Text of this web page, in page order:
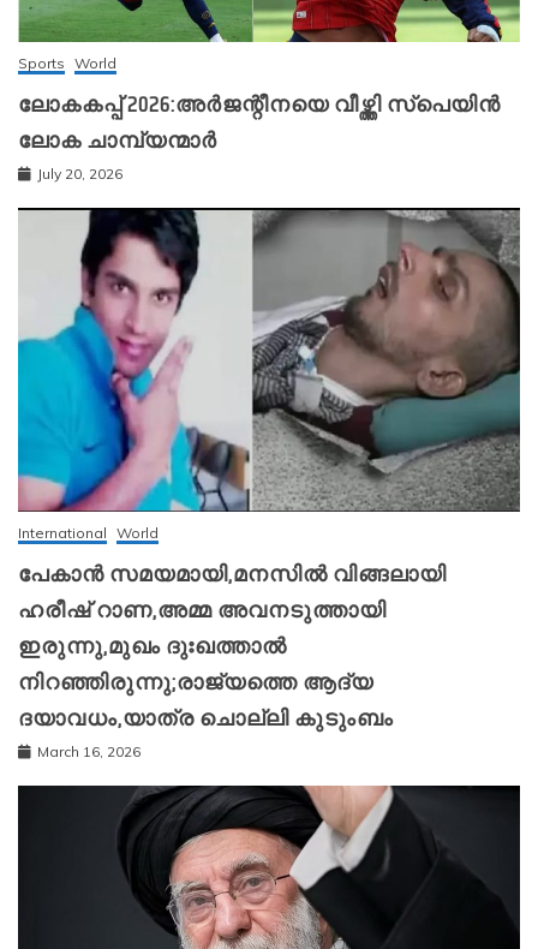
Sports World
ലോകകപ്പ് 2026:അർജന്റീനയെ വീഴ്ത്തി സ്‌പെയിൻ
ലോക ചാമ്പ്യന്മാർ
July 20, 2026
International World
പേകാൻ സമയമായി,മനസിൽ വിങ്ങലായി
ഹരീഷ് റാണ,അമ്മ അവനടുത്തായി
ഇരുന്നു,മുഖം ദുഃഖത്താൽ
നിറഞ്ഞിരുന്നു;രാജ്യത്തെ ആദ്യ
ദയാവധം,യാത്ര ചൊല്ലി കുടുംബം
March 16, 2026